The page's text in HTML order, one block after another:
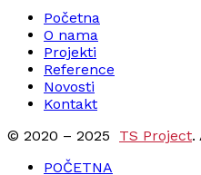
Početna
O nama
Projekti
Reference
Novosti
Kontakt
© 2020 – 2025 TS Project.
POČETNA